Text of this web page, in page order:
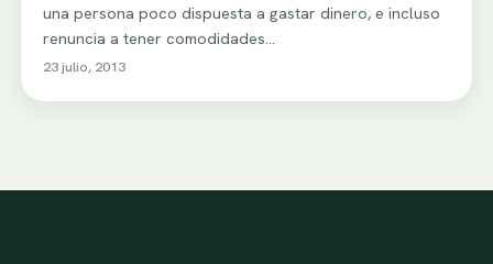
una persona poco dispuesta a gastar dinero, e incluso
renuncia a tener comodidades…
23 julio, 2013